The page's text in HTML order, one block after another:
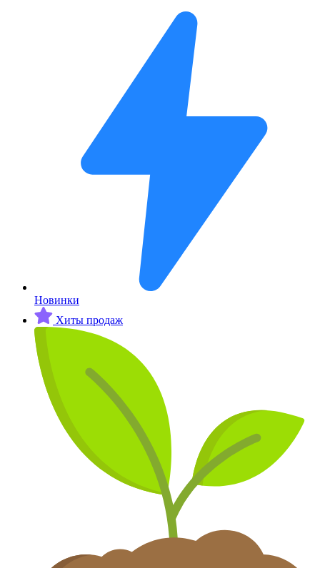
Новинки
Хиты продаж